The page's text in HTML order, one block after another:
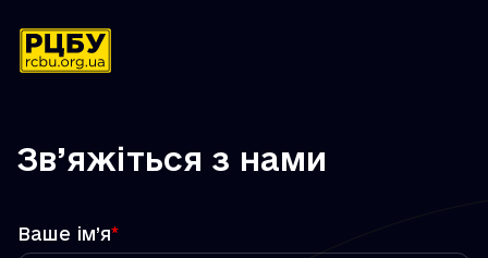
Зв’яжіться з нами
Ваше ім’я*